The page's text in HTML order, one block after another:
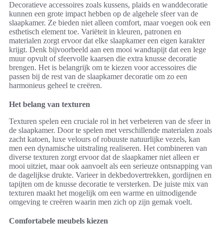
Decoratieve accessoires zoals kussens, plaids en wanddecoratie
kunnen een grote impact hebben op de algehele sfeer van de
slaapkamer. Ze bieden niet alleen comfort, maar voegen ook een
esthetisch element toe. Variëteit in kleuren, patronen en
materialen zorgt ervoor dat elke slaapkamer een eigen karakter
krijgt. Denk bijvoorbeeld aan een mooi wandtapijt dat een lege
muur opvult of sfeervolle kaarsen die extra knusse decoratie
brengen. Het is belangrijk om te kiezen voor accessoires die
passen bij de rest van de slaapkamer decoratie om zo een
harmonieus geheel te creëren.
Het belang van texturen
Texturen spelen een cruciale rol in het verbeteren van de sfeer in
de slaapkamer. Door te spelen met verschillende materialen zoals
zacht katoen, luxe velours of robuuste natuurlijke vezels, kan
men een dynamische uitstraling realiseren. Het combineren van
diverse texturen zorgt ervoor dat de slaapkamer niet alleen er
mooi uitziet, maar ook aanvoelt als een serieuze ontsnapping van
de dagelijkse drukte. Varieer in dekbedovertrekken, gordijnen en
tapijten om de knusse decoratie te versterken. De juiste mix van
texturen maakt het mogelijk om een warme en uitnodigende
omgeving te creëren waarin men zich op zijn gemak voelt.
Comfortabele meubels kiezen